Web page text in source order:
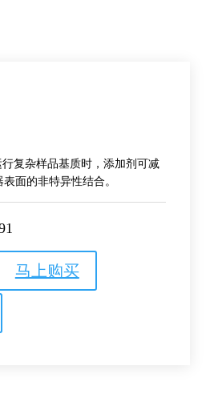
复杂样品基质时，添加剂可减
面的非特异性结合。
马上购买